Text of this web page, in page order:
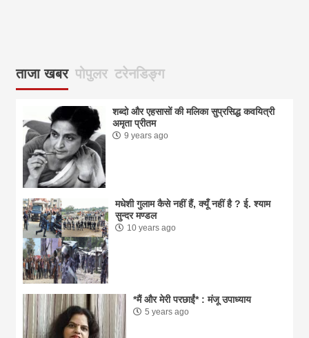
ताजा खबर पोपुलर टरेनडिङ्ग
शब्दो और एहसासों की मलिका सुप्रसिद्ध कवयित्री
अमृता प्रीतम
9 years ago
मधेशी गुलाम कैसे नहीं हैं, क्यूँ नहीं है ? ई. श्याम
सुन्दर मण्डल
10 years ago
*मैं और मेरी परछाईं* : मंजू उपाध्याय
5 years ago